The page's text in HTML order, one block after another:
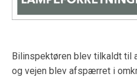
Bilinspektøren blev tilkaldt til
og vejen blev afspærret i